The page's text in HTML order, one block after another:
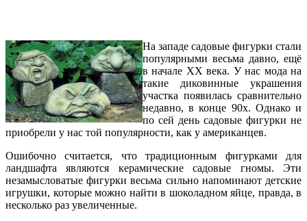
На западе садовые фигурки стали
популярными весьма давно, ещё
в начале ХХ века. У нас мода на
такие диковинные украшения
участка появилась сравнительно
недавно, в конце 90х. Однако и
по сей день садовые фигурки не
приобрели у нас той популярности, как у американцев.
Ошибочно считается, что традиционным фигурками для
ландшафта являются керамические садовые гномы. Эти
незамысловатые фигурки весьма сильно напоминают детские
игрушки, которые можно найти в шоколадном яйце, правда, в
несколько раз увеличенные.